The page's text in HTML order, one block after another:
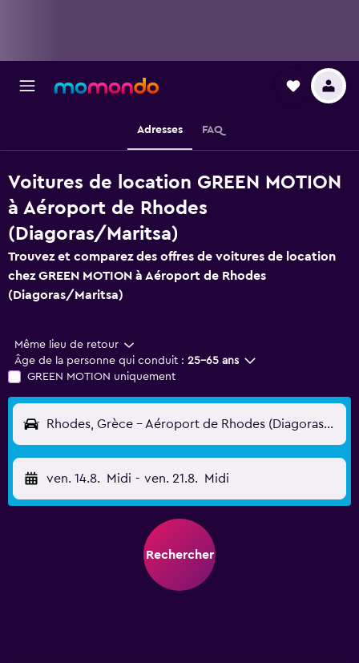
Adresses FAQ
Voitures de location GREEN MOTION
à Aéroport de Rhodes
(Diagoras/Maritsa)
Trouvez et comparez des offres de voitures de location
chez GREEN MOTION à Aéroport de Rhodes
(Diagoras/Maritsa)
Même lieu de retour
Âge de la personne qui conduit : 25-65 ans
GREEN MOTION uniquement
Rhodes, Grèce - Aéroport de Rhodes (Diagoras/Maritsa) (RHO)
ven. 14.8. Midi - ven. 21.8. Midi
Rechercher